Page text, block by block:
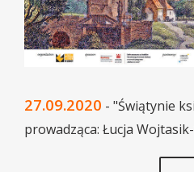
27.09.2020 - "Świątynie
prowadząca: Łucja